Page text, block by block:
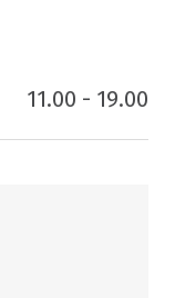
11.00 - 19.00